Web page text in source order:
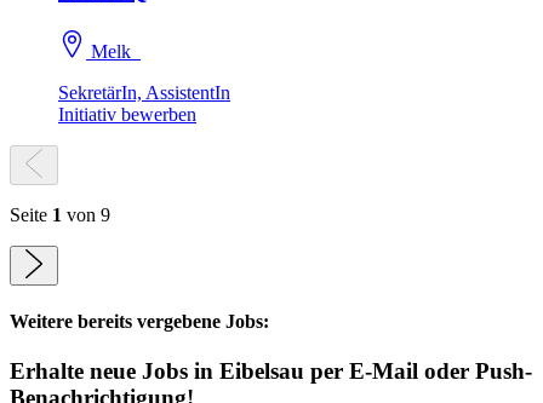
Melk
SekretärIn, AssistentIn
Initiativ bewerben
Seite 1 von 9
Weitere bereits vergebene Jobs:
Erhalte neue Jobs in Eibelsau per E-Mail oder Push-